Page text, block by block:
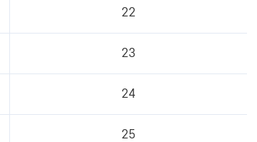
22
23
24
25